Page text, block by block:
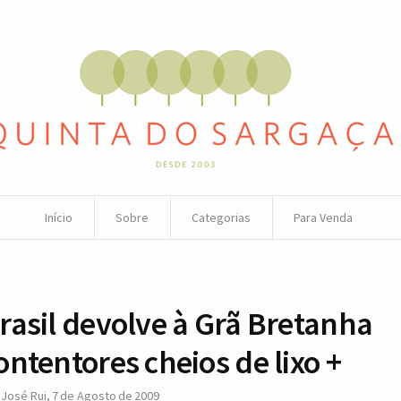
Início Sobre Categorias Para Venda
devolve à Grã Bretanha
cheios de lixo +
José Rui, 7 de Agosto de 2009